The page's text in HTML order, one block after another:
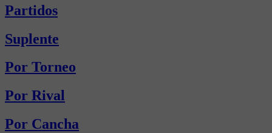
Partidos
Suplente
Por Torneo
Por Rival
Por Cancha